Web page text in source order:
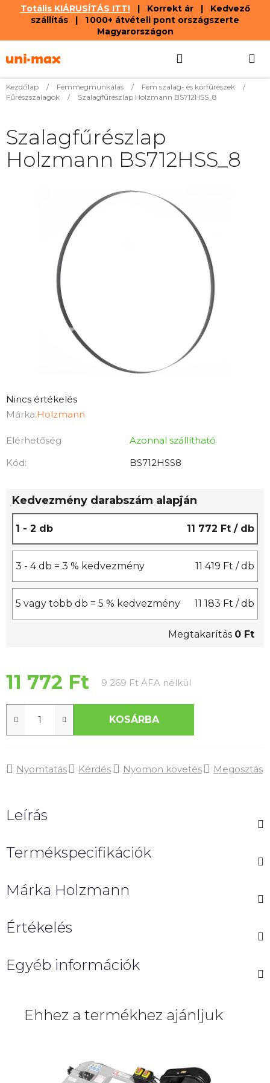
Totális KIÁRUSÍTÁS ITT!| Korrekt ár | Kedvező
szállítás | 1 000+ átvételi pont országszerte
Magyarországon
tartalomhoz
KOSÁR
Kezdőlap / Fémmegmunkálás / Fém szalag- és körfűrészek
/
Fűrészszalagok
/ Szalagfűrészlap Holzmann BS712HSS_8
A
termék
értékelése
5-
csillag.
Nincs értékelés
Márka:Holzmann
Elérhetőség
Azonnal szállítható
Kód:
BS712HSS8
Kedvezmény darabszám alapján
1 - 2 db 11 772 Ft / db
3 - 4 db = 3 % kedvezmény 11 419 Ft / db
5 vagy több db = 5 % kedvezmény 11 183 Ft / db
Megtakarítás 0 Ft
11 772 Ft 9 269 Ft ÁFA nélkül
KOSÁRBA
Nyomtatás Kérdés Nyomon követés Megosztás
Szalagfűrészlap
Holzmann BS712HSS_8
Leírás
Termékspecifikációk
Márka Holzmann
Értékelés
Egyéb információk
Ehhez a termékhez ajánljuk